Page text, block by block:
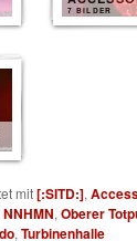
7 BILDER
mit[:SITD:],
NNHMN, Oberer
, Turbinenhalle